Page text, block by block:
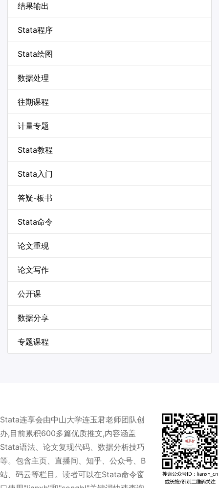
结果输出
Stata程序
Stata绘图
数据处理
往期课程
计量专题
Stata教程
Stata入门
答疑-板书
Stata命令
论文重现
论文写作
公开课
数据分享
专题课程
Stata连享会由中山大学连玉君老师团队创
办,目前累积600多篇优质推文,内容涵盖
Stata语法、论文复现代码、数据分析技巧
等。包含主页、直播间、知乎、公众号、B
站、码云等栏目。读者可以在Stata命令窗